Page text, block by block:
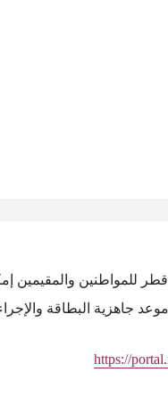
قطر للمواطنين والمقيمين
جاهزية البطاقة
https://